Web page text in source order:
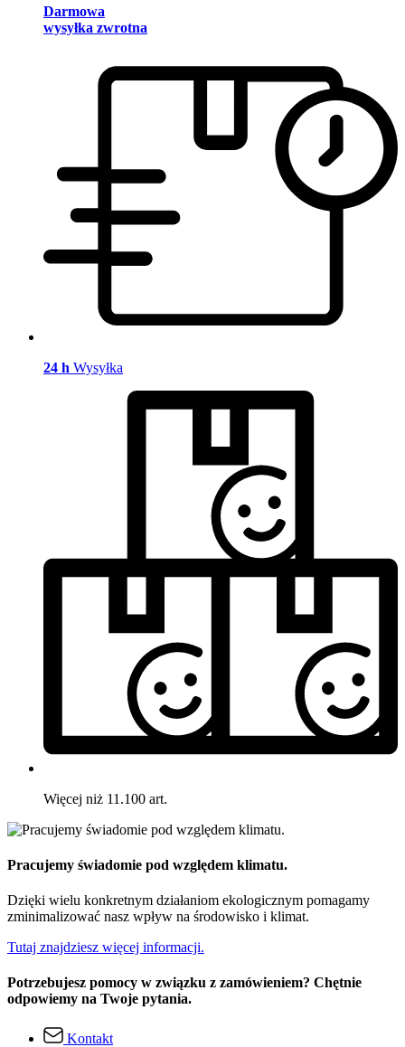
Darmowa
wysyłka zwrotna
24 h Wysyłka
Więcej niż 11.100 art.
Pracujemy świadomie pod względem klimatu.
Dzięki wielu konkretnym działaniom ekologicznym pomagamy
zminimalizować nasz wpływ na środowisko i klimat.
Tutaj znajdziesz więcej informacji.
Potrzebujesz pomocy w związku z zamówieniem? Chętnie
odpowiemy na Twoje pytania.
Kontakt